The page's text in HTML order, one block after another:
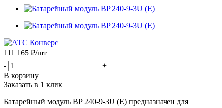
111 165 ₽/шт
-
+
В корзину
Заказать в 1 клик
Батарейный модуль BP 240-9-3U (E) предназначен для